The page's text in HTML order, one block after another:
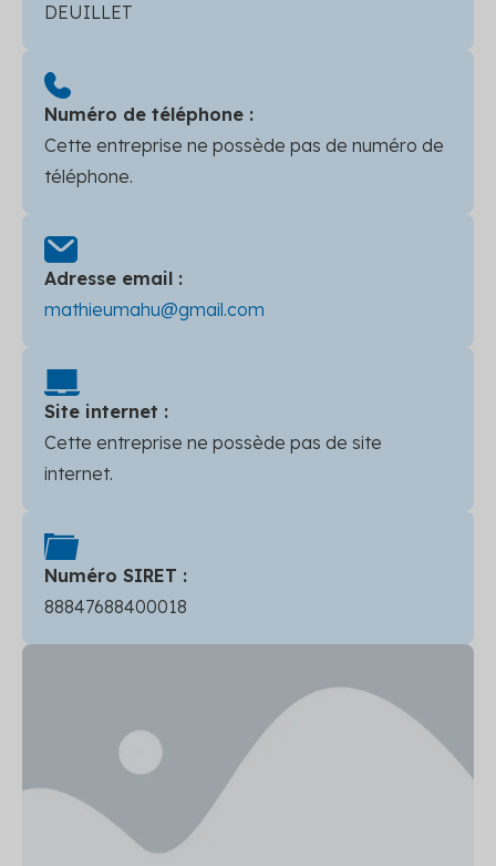
DEUILLET
Numéro de téléphone :
Cette entreprise ne possède pas de numéro de
téléphone.
Adresse email :
mathieumahu@gmail.com
Site internet :
Cette entreprise ne possède pas de site
internet.
Numéro SIRET :
88847688400018